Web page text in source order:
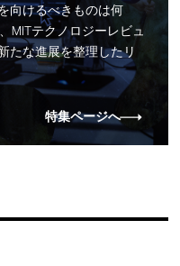
向けるべきものは何
MITテクノロジーレビュ
たな進展を整理したリ
特集ページへ